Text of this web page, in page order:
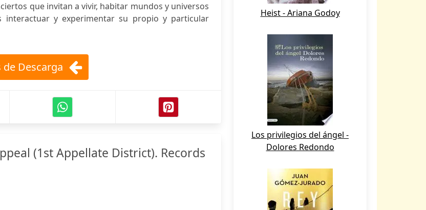
que invitan a vivir, habitar mundos y universos
interactuar y experimentar su propio y particular
Descarga
(1st Appellate District). Records
Heist - Ariana Godoy
Los privilegios del ángel -
Dolores Redondo